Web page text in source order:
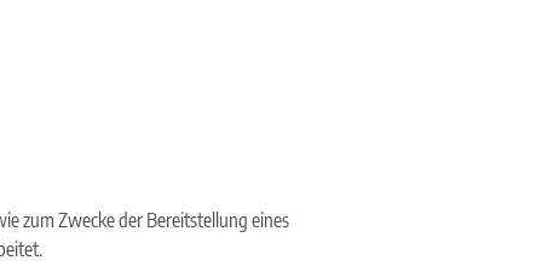
zum Zwecke der Bereitstellung eines